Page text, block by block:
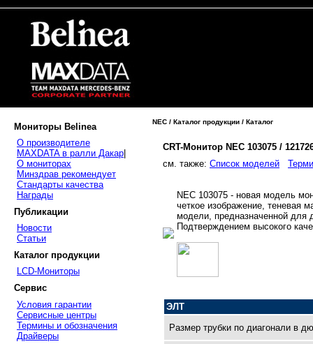
Мониторы Belinea
О производителе
MAXDATA в ралли Дакар
О мониторах
Минздрав рекомендует
Стандарты качества
Награды
Публикации
Новости
Статьи
Каталог продукции
LCD-Мониторы
Сервис
Условия гарантии
Сервисные центры
Термины и обозначения
Драйверы
NEC / Каталог продукции / Каталог
CRT-Монитор NEC 103075 /
cм. также: Список моделей
NEC 103075 - новая модель
четкое изображение, теневая
модели, предназначенной для
Подтверждением высокого
ЭЛТ
Размер трубки по диагонали в